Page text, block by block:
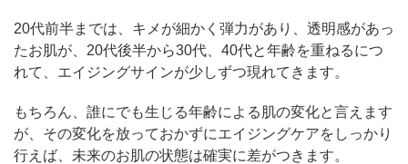
オンラインショップ
LINE予約 WEB予約
20代前半までは、キメが細かく弾力があり、透明感があっ
たお肌が、20代後半から30代、40代と年齢を重ねるにつ
れて、エイジングサインが少しずつ現れてきます。
もちろん、誰にでも生じる年齢による肌の変化と言えます
が、その変化を放っておかずにエイジングケアをしっかり
行えば、未来のお肌の状態は確実に差がつきます。